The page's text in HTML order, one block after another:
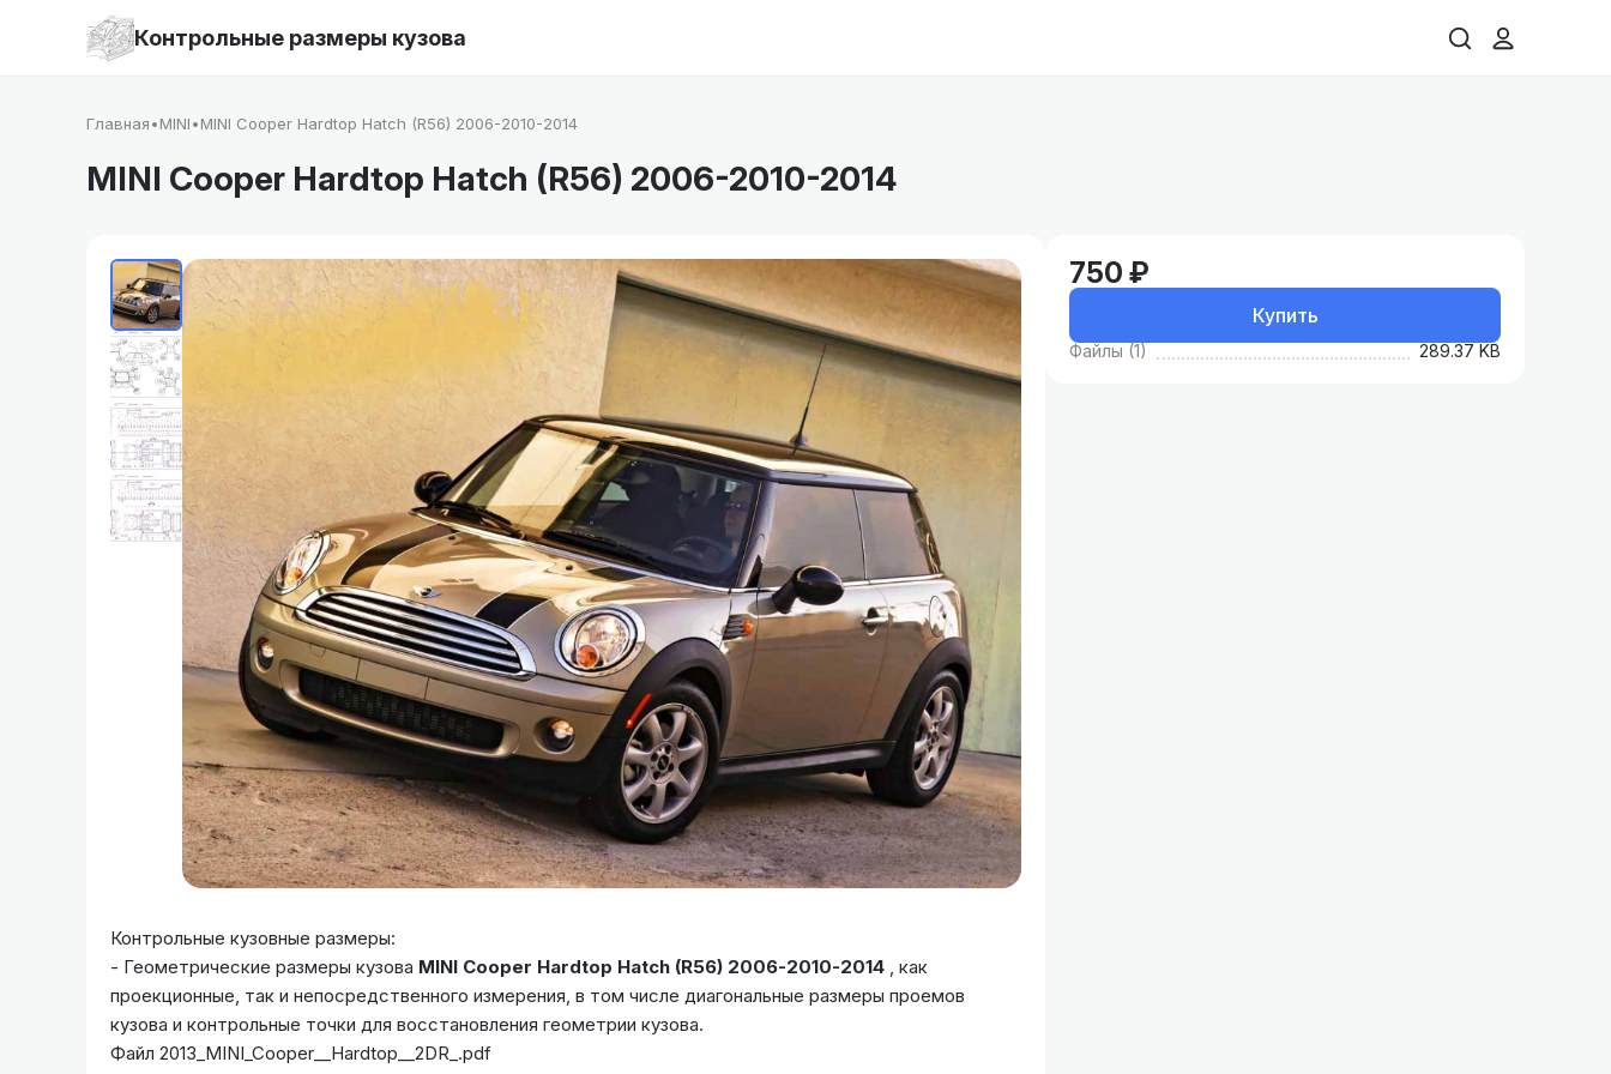
Контрольные размеры кузова
Главная•MINI•MINI Cooper Hardtop Hatch (R56) 2006-2010-2014
MINI Cooper Hardtop Hatch (R56) 2006-2010-2014
Контрольные кузовные размеры:
- Геометрические размеры кузова MINI Cooper Hardtop Hatch (R56) 2006-2010-2014 , как
проекционные, так и непосредственного измерения, в том числе диагональные размеры проемов
кузова и контрольные точки для восстановления геометрии кузова.
Файл 2013_MINI_Cooper__Hardtop__2DR_.pdf
750 ₽
Купить
Файлы (1) 289.37 KB